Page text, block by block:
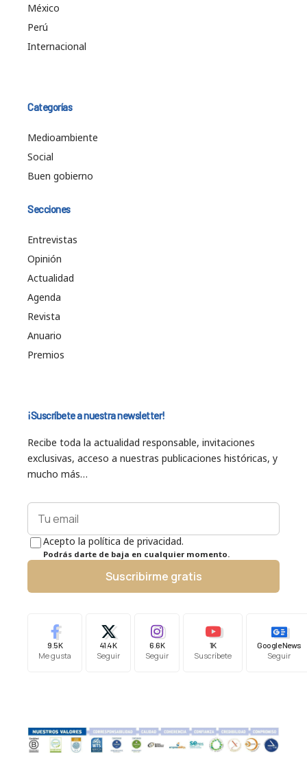
México
Perú
Internacional
Categorías
Medioambiente
Social
Buen gobierno
Secciones
Entrevistas
Opinión
Actualidad
Agenda
Revista
Anuario
Premios
¡Suscríbete a nuestra newsletter!
Recibe toda la actualidad responsable, invitaciones
exclusivas, acceso a nuestras publicaciones históricas, y
mucho más…
Acepto la política de privacidad.
Podrás darte de baja en cualquier momento.
Suscribirme gratis
9.5K
Me gusta
41.4K
Seguir
6.6K
Seguir
1K
Suscríbete
Google News
Seguir